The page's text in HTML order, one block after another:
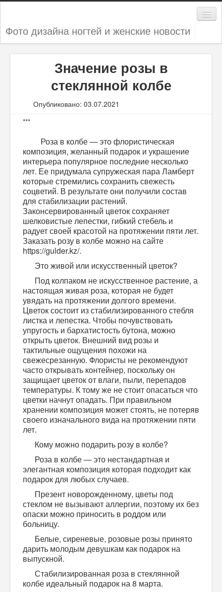
Фото дизайна ногтей и женские новости
Женские секреты
Мода и стиль
Новости
Значение розы в
стеклянной колбе
Опубликовано: 03.07.2021
***
Роза в колбе — это флористическая
композиция, желанный подарок и украшение
интерьера популярное последние несколько
лет. Ее придумала супружеская пара Ламберт
которые стремились сохранить свежесть
соцветий. В результате они получили состав
для стабилизации растений.
Законсервированный цветок сохраняет
шелковистые лепестки, гибкий стебель и
радует своей красотой на протяжении пяти лет.
Заказать розу в колбе можно на сайте
https://gulder.kz/.
Это живой или искусственный цветок?
Под колпаком не искусственное растение, а
настоящая живая роза, которая не будет
увядать на протяжении долгого времени.
Цветок состоит из стабилизированного стебля
листка и лепестка. Чтобы почувствовать
упругость и бархатистость бутона, можно
открыть цветок. Внешний вид розы и
тактильные ощущения похожи на
свежесрезанную. Флористы не рекомендуют
часто открывать контейнер, поскольку он
защищает цветок от влаги, пыли, перепадов
температуры. К тому же не стоит опасаться что
цветки начнут опадать. При правильном
хранении композиция может стоять, не потеряв
своего изначального вида на протяжении пяти
лет.
Кому можно подарить розу в колбе?
Роза в колбе — это нестандартная и
элегантная композиция которая подходит как
подарок для любых случаев.
Презент новорожденному, цветы под
стеклом не вызывают аллергии, поэтому их без
опаски можно приносить в роддом или
больницу.
Белые, сиреневые, розовые розы принято
дарить молодым девушкам как подарок на
выпускной.
Стабилизированная роза в стеклянной
колбе идеальный подарок на 8 марта.